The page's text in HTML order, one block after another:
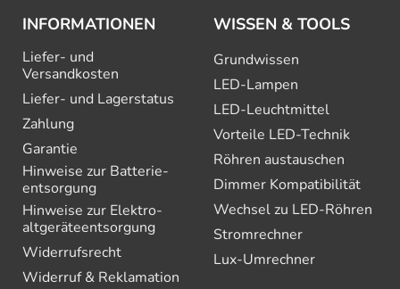
INFORMATIONEN
Liefer- und
Versandkosten
Liefer- und Lagerstatus
Zahlung
Garantie
Hinweise zur Batterie­
entsorgung
Hinweise zur Elektro­
altgeräte­entsorgung
Widerrufsrecht
Widerruf & Reklamation
WISSEN & TOOLS
Grundwissen
LED-Lampen
LED-Leuchtmittel
Vorteile LED-Technik
Röhren austauschen
Dimmer Kompatibilität
Wechsel zu LED-Röhren
Stromrechner
Lux-Umrechner